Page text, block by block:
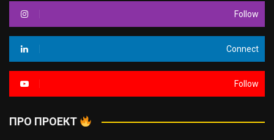
Follow
Connect
Follow
ПРО ПРОЕКТ